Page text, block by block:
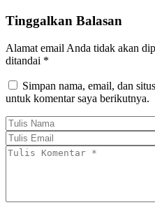
Tinggalkan Balasan
Alamat email Anda tidak akan
ditandai *
Simpan nama, email, dan
untuk komentar saya berikutnya.